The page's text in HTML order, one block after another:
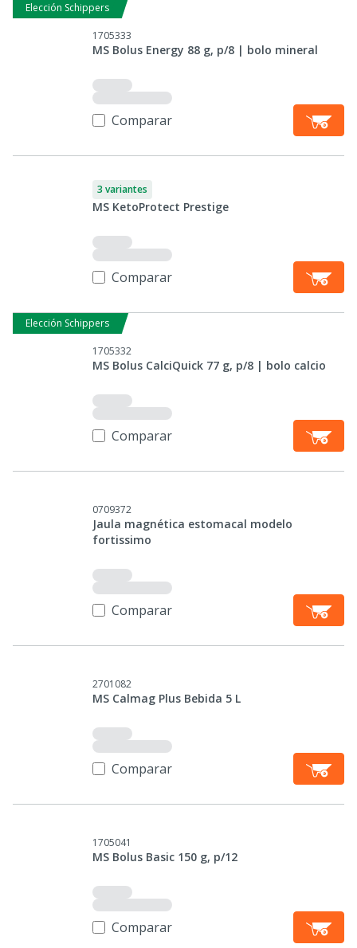
Elección Schippers
1705333
MS Bolus Energy 88 g, p/8 | bolo mineral
Comparar
3 variantes
MS KetoProtect Prestige
Comparar
Elección Schippers
1705332
MS Bolus CalciQuick 77 g, p/8 | bolo calcio
Comparar
0709372
Jaula magnética estomacal modelo
fortissimo
Comparar
2701082
MS Calmag Plus Bebida 5 L
Comparar
1705041
MS Bolus Basic 150 g, p/12
Comparar